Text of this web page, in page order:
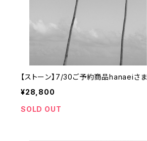
【ストーン】7/30ご予約商品hanaeiさま
¥28,800
SOLD OUT